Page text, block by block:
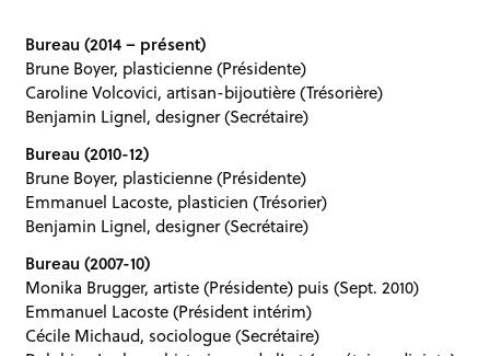
Bureau (2014 – présent)
Brune Boyer, plasticienne (Présidente)
Caroline Volcovici, artisan-bijoutière (Trésorière)
Benjamin Lignel, designer (Secrétaire)
Bureau (2010-12)
Brune Boyer, plasticienne (Présidente)
Emmanuel Lacoste, plasticien (Trésorier)
Benjamin Lignel, designer (Secrétaire)
Bureau (2007-10)
Monika Brugger, artiste (Présidente) puis (Sept. 2010)
Emmanuel Lacoste (Président intérim)
Cécile Michaud, sociologue (Secrétaire)